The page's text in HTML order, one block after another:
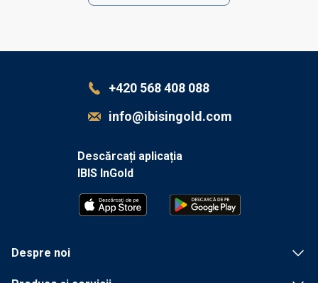
+420 568 408 088
info@ibisingold.com
Descărcați aplicația
IBIS InGold
Despre noi